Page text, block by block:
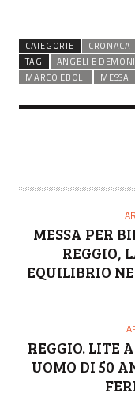
CATEGORIE CRONACA
TAG
ANGELI E DEMONI
MARCO EBOLI
MESSA
MESSA PER
REGGIO,
EQUILIBRIO
REGGIO. LITE
UOMO DI 50